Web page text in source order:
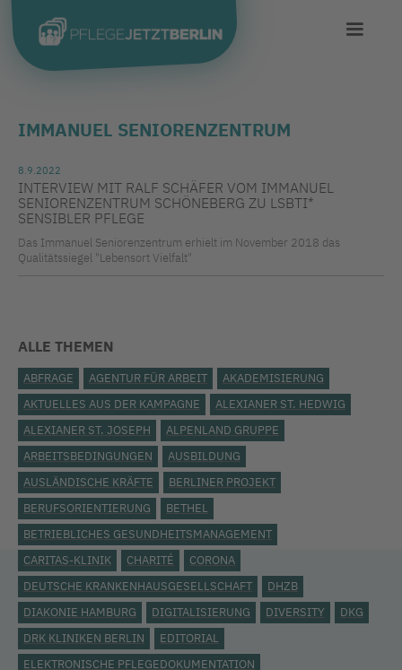
IMMANUEL SENIORENZENTRUM
8.9.2022
INTERVIEW MIT RALF SCHÄFER VOM IMMANUEL
SENIORENZENTRUM SCHÖNEBERG ZU LSBTI*
SENSIBLER PFLEGE
Das Immanuel Seniorenzentrum erhielt im November 2018 das
Qualitätssiegel "Lebensort Vielfalt"
ALLE THEMEN
ABFRAGE AGENTUR FÜR ARBEIT
AKADEMISIERUNG
AKTUELLES AUS DER KAMPAGNE
ALEXIANER ST. HEDWIG
ALEXIANER ST. JOSEPH
ALPENLAND GRUPPE
ARBEITSBEDINGUNGEN
AUSBILDUNG
AUSLÄNDISCHE KRÄFTE
BERLINER PROJEKT
BERUFSORIENTIERUNG
BETHEL
BETRIEBLICHES GESUNDHEITSMANAGEMENT
CARITAS-KLINIK
CHARITÉ
CORONA
DEUTSCHE KRANKENHAUSGESELLSCHAFT
DHZB
DIAKONIE HAMBURG
DIGITALISIERUNG DIVERSITY
DKG
DRK KLINIKEN BERLIN
EDITORIAL
ELEKTRONISCHE PFLEGEDOKUMENTATION